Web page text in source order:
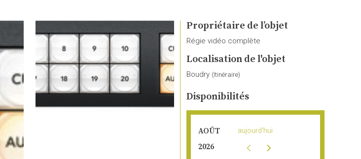
Propriétaire de l’objet
Régie vidéo complète
Localisation de l'objet
Boudry (Itinéraire)
Disponibilités
AOÛT
2026
aujourd'hui